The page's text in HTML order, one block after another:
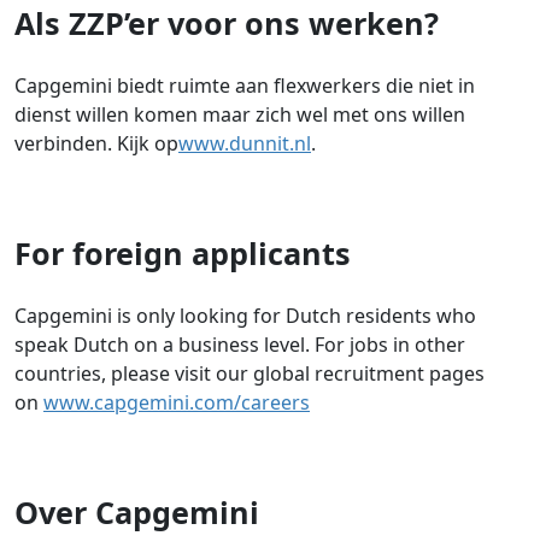
Als ZZP’er voor ons werken?
Capgemini biedt ruimte aan flexwerkers die niet in
dienst willen komen maar zich wel met ons willen
verbinden. Kijk opwww.dunnit.nl.
For foreign applicants
Capgemini is only looking for Dutch residents who
speak Dutch on a business level. For jobs in other
countries, please visit our global recruitment pages
on www.capgemini.com/careers
Over Capgemini